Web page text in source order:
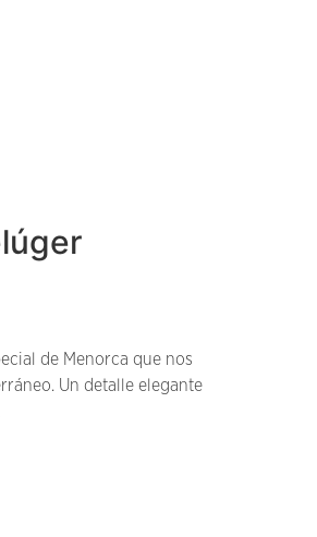
de Menorca que nos
Un detalle elegante